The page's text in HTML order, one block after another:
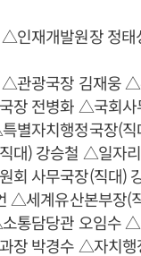
인재개발원장 정
관광국장 김재웅
장 전병화 △국회사
별자치행정국장(
대) 강승철 △일자
회 사무국장(직대)
△세계유산본부장(
통담당관 오임수
장 박경수 △자치